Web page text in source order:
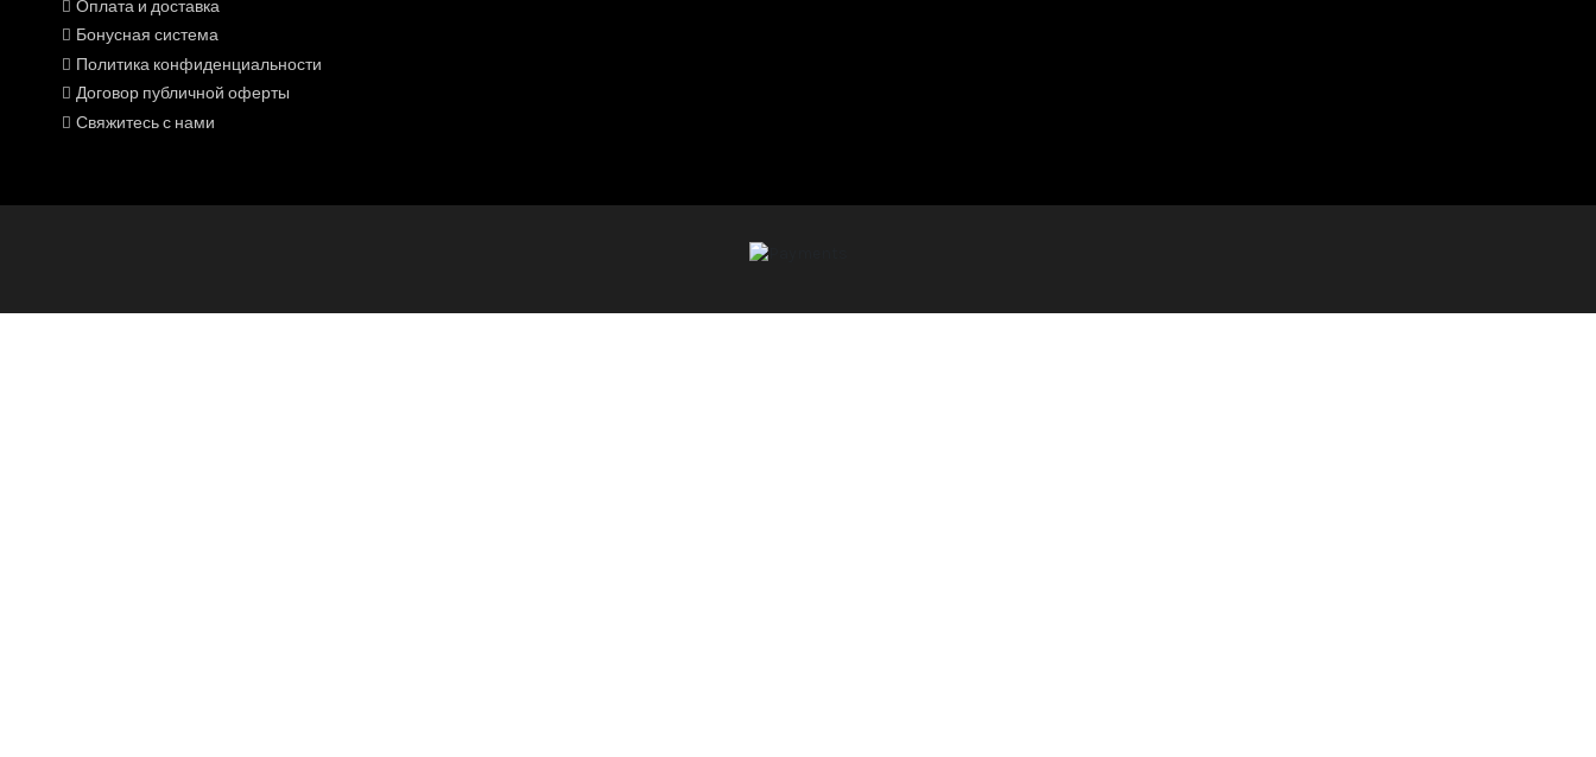
Оплата и доставка
Бонусная система
Политика конфиденциальности
Договор публичной оферты
Свяжитесь с нами